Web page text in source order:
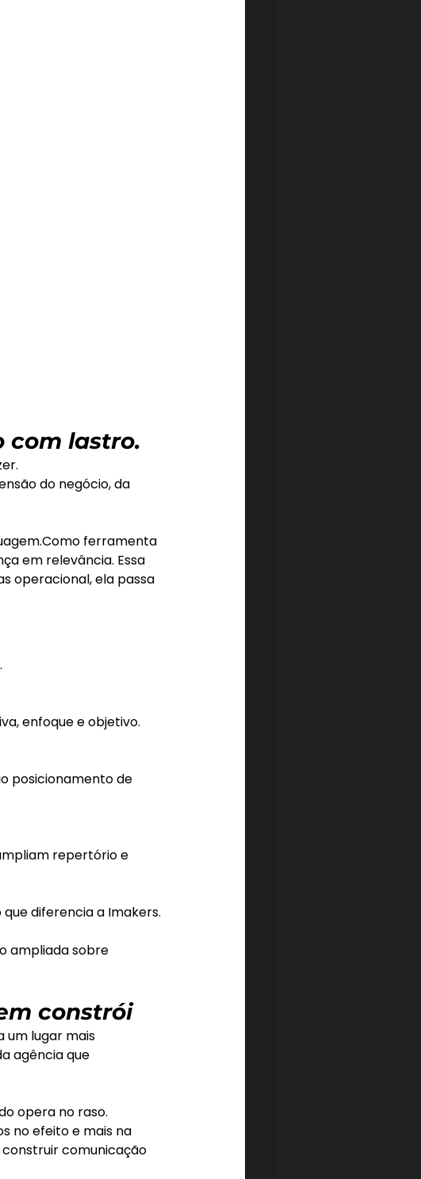
com lastro.
do negócio, da
ferramenta
em relevância. Essa
operacional, ela passa
enfoque e objetivo.
posicionamento de
repertório e
diferencia a Imakers.
ampliada sobre
constrói
um lugar mais
agência que
opera no raso.
no efeito e mais na
comunicação